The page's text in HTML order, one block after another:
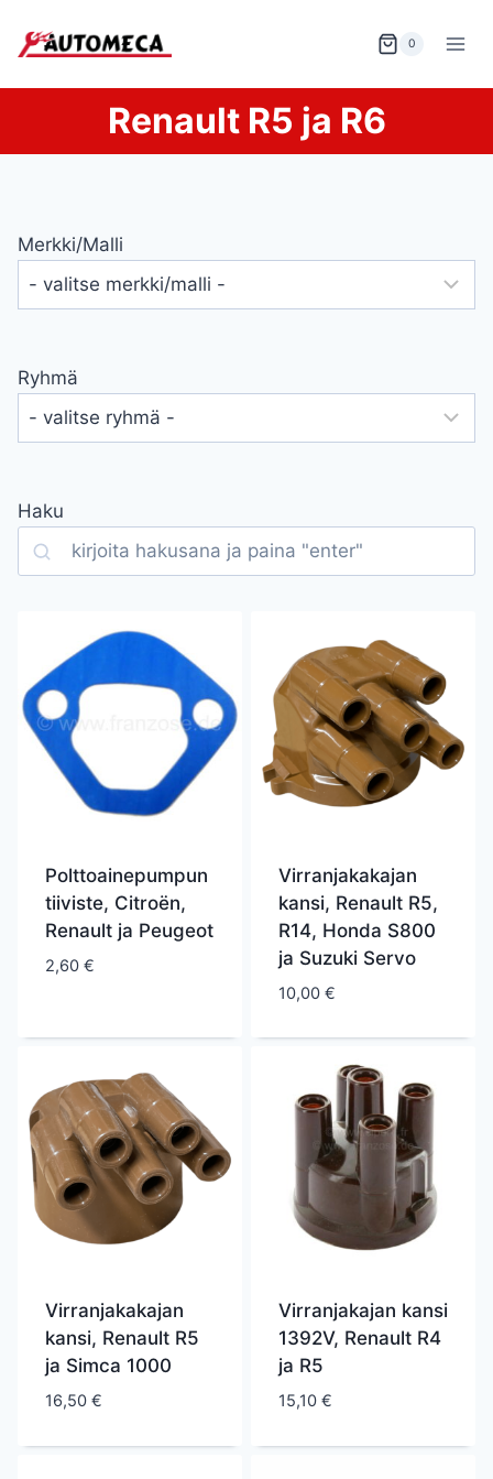
sisältöön
0
Renault R5 ja R6
Merkki/malli
Ryhmä
Haku
Search
Polttoainepumpun
tiiviste, Citroën,
Renault ja Peugeot
2,60 €
Virranjakakajan
kansi, Renault R5,
R14, Honda S800
ja Suzuki Servo
10,00 €
Virranjakakajan
kansi, Renault R5
ja Simca 1000
16,50 €
Virranjakajan kansi
1392V, Renault R4
ja R5
15,10 €